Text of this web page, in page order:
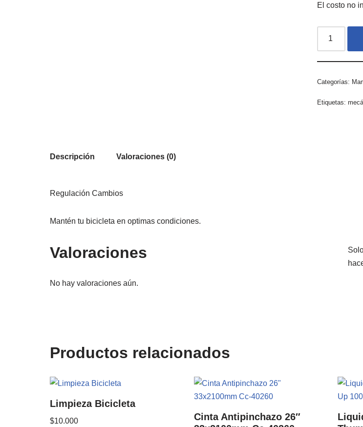
El costo no
Categorías:
Etiquetas:
Descripción Valoraciones (0)
Regulación Cambios
Mantén tu bicicleta en optimas condiciones.
Valoraciones
No hay valoraciones aún.
Productos relacionados
Limpieza Bicicleta
$10.000
Cinta Antipinchazo 26″